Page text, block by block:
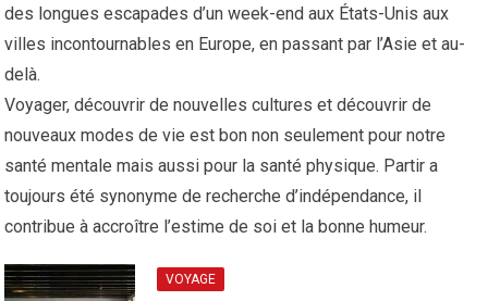
des longues escapades d’un week-end aux États-Unis aux
villes incontournables en Europe, en passant par l’Asie et au-
delà.
Voyager, découvrir de nouvelles cultures et découvrir de
nouveaux modes de vie est bon non seulement pour notre
santé mentale mais aussi pour la santé physique. Partir a
toujours été synonyme de recherche d’indépendance, il
contribue à accroître l’estime de soi et la bonne humeur.
VOYAGE